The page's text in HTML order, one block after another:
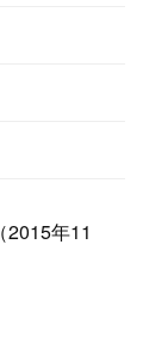
（2015年11